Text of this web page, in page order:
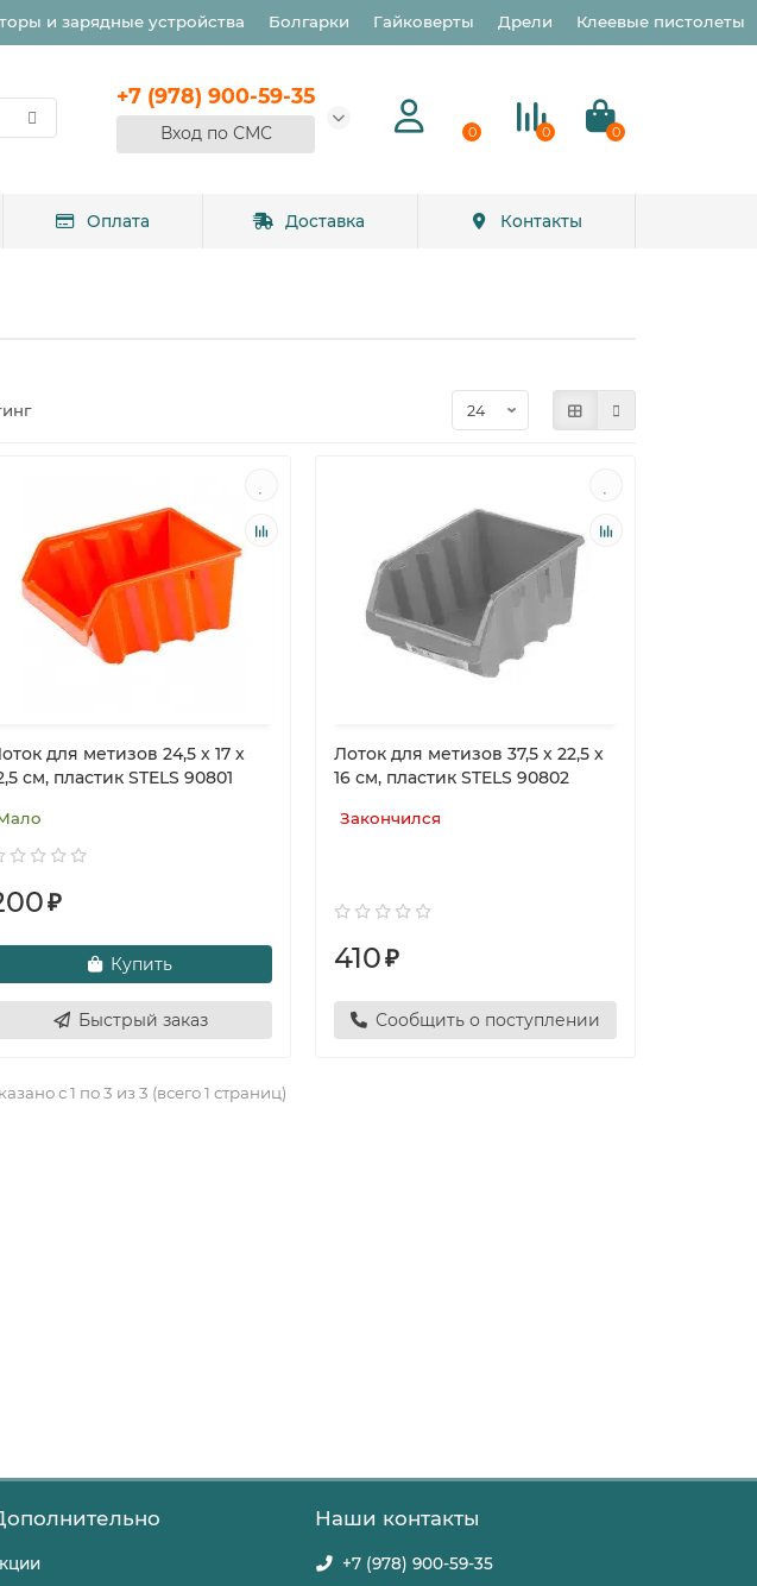
и зарядные устройства Болгарки Гайковерты Дрели Клеевые пистолеты
+7 (978) 900-59-35
Вход по СМС 0 0 0
Оплата Доставка Контакты
для метизов 24,5 х 17 х
см, пластик STELS 90801
₽
Купить
Быстрый заказ
Лоток для метизов 37,5 х 22,5 х
16 см, пластик STELS 90802
Закончился
410₽
Сообщить о поступлении
с 1 по 3 из 3 (всего 1 страниц)
Наши контакты
+7 (978) 900-59-35